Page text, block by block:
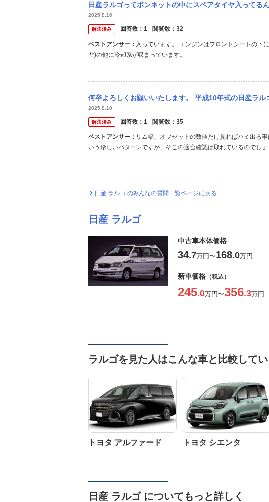
日産ラルゴってボンネットの中にスペアタイヤ入ってる
2025.8.16
解決済み 回答数： 1 閲覧数： 32
ベストアンサー： 入っています。 エンジンはフロントシートの下
ヤ)の他に冷却系が収まっています。
何卒よろしくお願いいたします。 平成10年式の日産ラルゴハイウェイスターのアルミタイヤで、友人が8j.オ
2025.8.10
解決済み 回答数： 1 閲覧数： 35
ベストアンサー： リム幅、オフセットの数値だけ見ればハミ出る
いう珍しいパターンですが、そこの適合確認は取れているのでし
んが、例えばトヨタ純正ホイールやホンダ純正ホイールだったり
日産 ラルゴ のみんなの質問一覧ページに戻る
日産 ラルゴ
中古車本体価格
34.7万円〜168.0万円
新車価格 （税込）
245.0万円〜356.3万円
ラルゴを見た人はこんな車と比較して
トヨタ アルファード トヨタ シエンタ
日産 ラルゴ についてもっと詳しく